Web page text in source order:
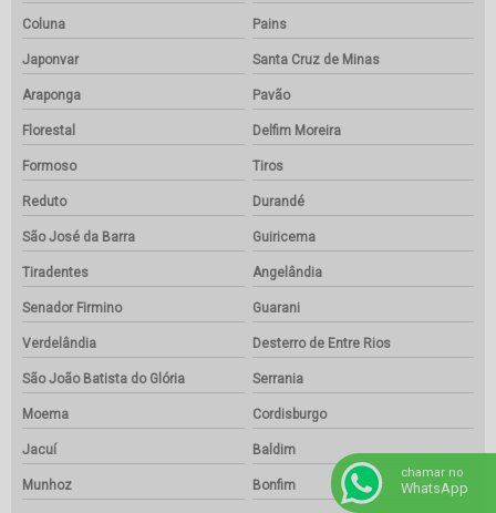
Coluna Pains
Japonvar Santa Cruz de Minas
Araponga Pavão
Florestal Delfim Moreira
Formoso Tiros
Reduto Durandé
São José da Barra Guiricema
Tiradentes Angelândia
Senador Firmino Guarani
Verdelândia Desterro de Entre Rios
São João Batista do Glória Serrania
Moema Cordisburgo
Jacuí Baldim
Munhoz Bonfim
chamar no
WhatsApp